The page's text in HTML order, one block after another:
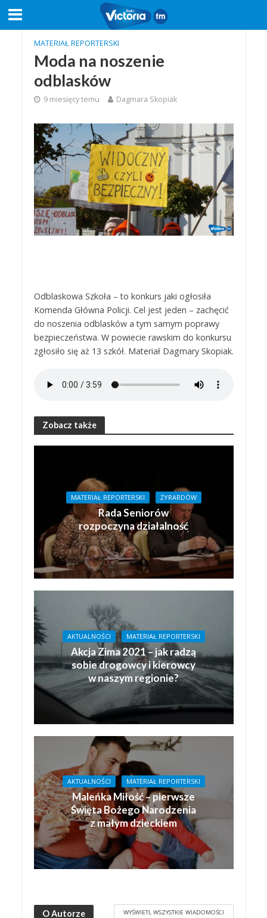
MATERIAŁ REPORTERSKI
Moda na noszenie
odblasków
9 miesięcy temu Dagmara Skopiak
Odblaskowa Szkoła – to konkurs jaki ogłosiła
Komenda Główna Policji. Cel jest jeden – zachęcić
do noszenia odblasków a tym samym poprawy
bezpieczeństwa. W powiecie rawskim do konkursu
zgłosiło się aż 13 szkół. Materiał Dagmary Skopiak.
Zobacz także
MATERIAŁ REPORTERSKI ŻYRARDÓW
Rada Seniorów
rozpoczyna działalność
AKTUALNOŚCI MATERIAŁ REPORTERSKI
Akcja Zima 2021 – jak radzą
sobie drogowcy i kierowcy
w naszym regionie?
AKTUALNOŚCI MATERIAŁ REPORTERSKI
Maleńka Miłość – pierwsze
Święta Bożego Narodzenia
z małym dzieckiem
O Autorze WYŚWIETL WSZYSTKIE WIADOMOŚCI